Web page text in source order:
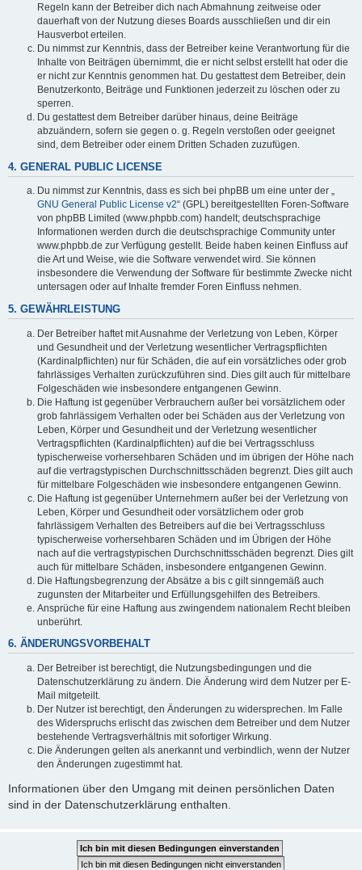
Regeln kann der Betreiber dich nach Abmahnung zeitweise oder
dauerhaft von der Nutzung dieses Boards ausschließen und dir ein
Hausverbot erteilen.
Du nimmst zur Kenntnis, dass der Betreiber keine Verantwortung für die
Inhalte von Beiträgen übernimmt, die er nicht selbst erstellt hat oder die
er nicht zur Kenntnis genommen hat. Du gestattest dem Betreiber, dein
Benutzerkonto, Beiträge und Funktionen jederzeit zu löschen oder zu
sperren.
Du gestattest dem Betreiber darüber hinaus, deine Beiträge
abzuändern, sofern sie gegen o. g. Regeln verstoßen oder geeignet
sind, dem Betreiber oder einem Dritten Schaden zuzufügen.
4. GENERAL PUBLIC LICENSE
Du nimmst zur Kenntnis, dass es sich bei phpBB um eine unter der „
GNU General Public License v2“ (GPL) bereitgestellten Foren-Software
von phpBB Limited (www.phpbb.com) handelt; deutschsprachige
Informationen werden durch die deutschsprachige Community unter
www.phpbb.de zur Verfügung gestellt. Beide haben keinen Einfluss auf
die Art und Weise, wie die Software verwendet wird. Sie können
insbesondere die Verwendung der Software für bestimmte Zwecke nicht
untersagen oder auf Inhalte fremder Foren Einfluss nehmen.
5. GEWÄHRLEISTUNG
Der Betreiber haftet mit Ausnahme der Verletzung von Leben, Körper
und Gesundheit und der Verletzung wesentlicher Vertragspflichten
(Kardinalpflichten) nur für Schäden, die auf ein vorsätzliches oder grob
fahrlässiges Verhalten zurückzuführen sind. Dies gilt auch für mittelbare
Folgeschäden wie insbesondere entgangenen Gewinn.
Die Haftung ist gegenüber Verbrauchern außer bei vorsätzlichem oder
grob fahrlässigem Verhalten oder bei Schäden aus der Verletzung von
Leben, Körper und Gesundheit und der Verletzung wesentlicher
Vertragspflichten (Kardinalpflichten) auf die bei Vertragsschluss
typischerweise vorhersehbaren Schäden und im übrigen der Höhe nach
auf die vertragstypischen Durchschnittsschäden begrenzt. Dies gilt auch
für mittelbare Folgeschäden wie insbesondere entgangenen Gewinn.
Die Haftung ist gegenüber Unternehmern außer bei der Verletzung von
Leben, Körper und Gesundheit oder vorsätzlichem oder grob
fahrlässigem Verhalten des Betreibers auf die bei Vertragsschluss
typischerweise vorhersehbaren Schäden und im Übrigen der Höhe
nach auf die vertragstypischen Durchschnittsschäden begrenzt. Dies gilt
auch für mittelbare Schäden, insbesondere entgangenen Gewinn.
Die Haftungsbegrenzung der Absätze a bis c gilt sinngemäß auch
zugunsten der Mitarbeiter und Erfüllungsgehilfen des Betreibers.
Ansprüche für eine Haftung aus zwingendem nationalem Recht bleiben
unberührt.
6. ÄNDERUNGSVORBEHALT
Der Betreiber ist berechtigt, die Nutzungsbedingungen und die
Datenschutzerklärung zu ändern. Die Änderung wird dem Nutzer per E-
Mail mitgeteilt.
Der Nutzer ist berechtigt, den Änderungen zu widersprechen. Im Falle
des Widerspruchs erlischt das zwischen dem Betreiber und dem Nutzer
bestehende Vertragsverhältnis mit sofortiger Wirkung.
Die Änderungen gelten als anerkannt und verbindlich, wenn der Nutzer
den Änderungen zugestimmt hat.
Informationen über den Umgang mit deinen persönlichen Daten
sind in der Datenschutzerklärung enthalten.